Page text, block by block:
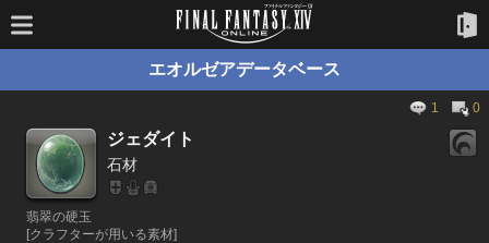
エオルゼアデータベース
1 0
ジェダイト
石材
翡翠の硬玉
[クラフターが用いる素材]